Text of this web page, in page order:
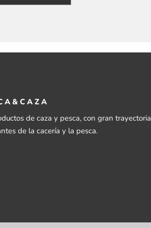
de caza y pesca, con gran trayectoria
de la cacería y la pesca.